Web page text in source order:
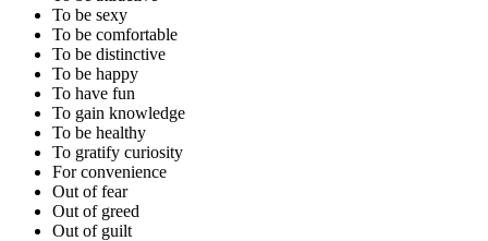
To be sexy
To be comfortable
To be distinctive
To be happy
To have fun
To gain knowledge
To be healthy
To gratify curiosity
For convenience
Out of fear
Out of greed
Out of guilt